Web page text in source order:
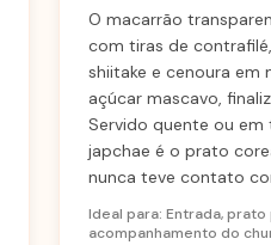
O macarrão
com tiras de
shiitake e cenoura em
açúcar mascavo,
Servido quente ou
japchae é o prato
nunca teve contato
Ideal para: Entrada,
acompanhamento do